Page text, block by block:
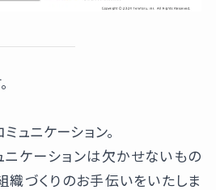
ュニケーション。
ニケーションは欠かせないもの
織づくりのお手伝いをいたしま